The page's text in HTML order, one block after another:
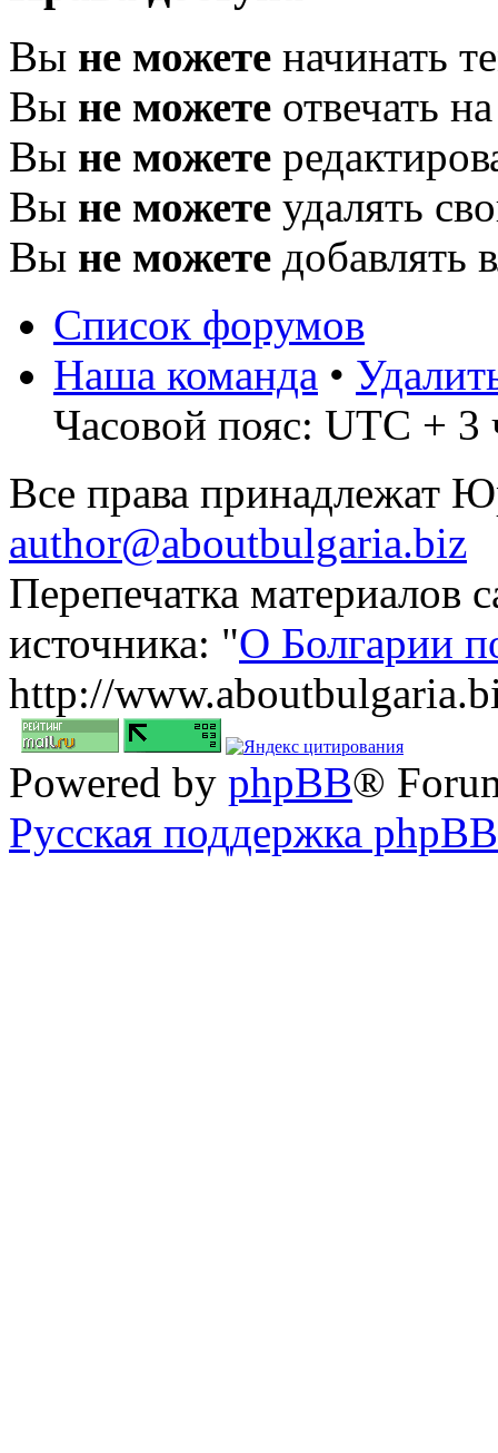
Вы не можете начинать
Вы не можете отвечать
Вы не можете
Вы не можете удалять
Вы не можете добавлять
Список форумов
Наша команда •
Часовой пояс: UTC + 3
Все права принадлежат
author@aboutbulgaria.biz
Перепечатка материалов
источника: "О Болгарии
http://
Powered by phpBB®
Русская поддержка phpBB